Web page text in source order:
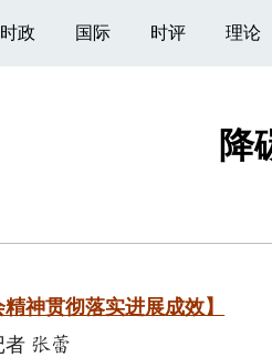
时政 国际 时评 理论
降
精神贯彻落实进展成效】
张蕾